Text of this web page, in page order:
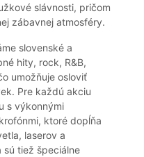
slávnosti, pričom
zábavnej atmosféry.
slovenské a
hity, rock, R&B,
umožňuje osloviť
Pre každú akciu
s výkonnými
ktoré dopĺňa
laserov a
sú tiež špeciálne